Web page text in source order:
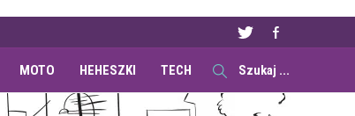
MOTO HEHESZKI TECH